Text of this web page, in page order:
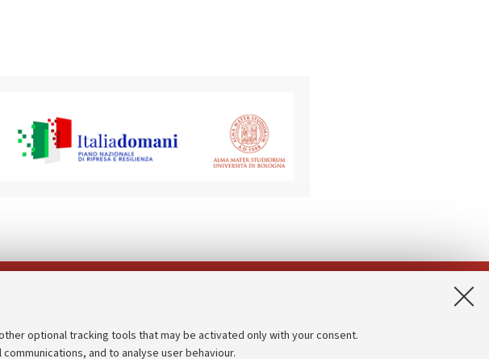
optional tracking tools that may be activated only with your consent.
and to analyse user behaviour.